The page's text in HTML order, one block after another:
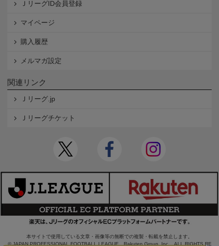
ＪリーグID会員登録
マイページ
購入履歴
メルマガ設定
関連リンク
Ｊリーグ.jp
Ｊリーグチケット
本サイトで使用している文章・画像等の無断での複製・転載を禁止します。
© JAPAN PROFESSIONAL FOOTBALL LEAGUE Rakuten Group, Inc. ALL RIGHTS RE